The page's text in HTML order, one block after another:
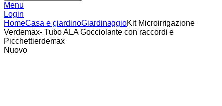
Menu
Login
HomeCasa e giardinoGiardinaggioKit Microirrigazione
Verdemax- Tubo ALA Gocciolante con raccordi e
Picchettierdemax
Nuovo